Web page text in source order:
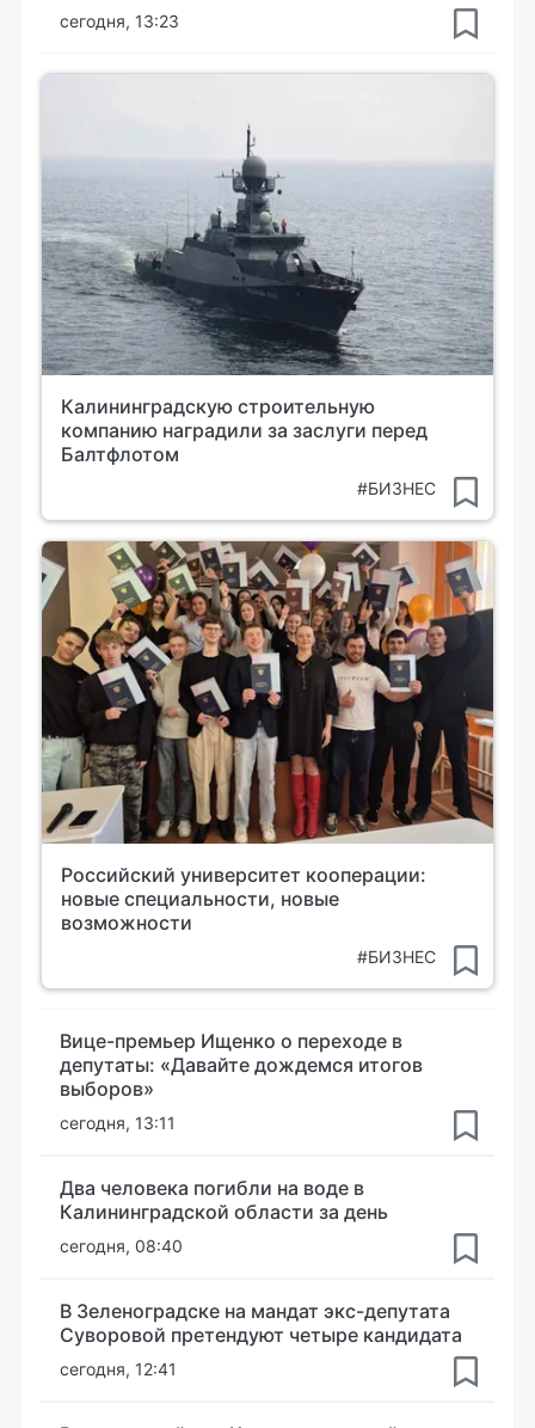
сегодня, 13:23
Калининградскую строительную
компанию наградили за заслуги перед
Балтфлотом
#БИЗНЕС
Российский университет кооперации:
новые специальности, новые
возможности
#БИЗНЕС
Вице-премьер Ищенко о переходе в
депутаты: «Давайте дождемся итогов
выборов»
сегодня, 13:11
Два человека погибли на воде в
Калининградской области за день
сегодня, 08:40
В Зеленоградске на мандат экс-депутата
Суворовой претендуют четыре кандидата
сегодня, 12:41